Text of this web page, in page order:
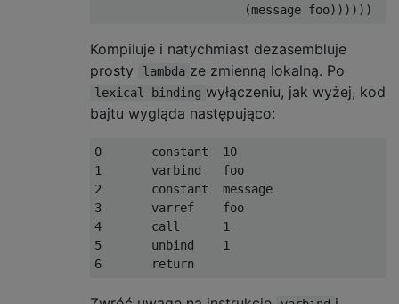
Kompiluje i natychmiast dezasembluje
prosty
lambda ze zmienną lokalną. Po
lexical-binding wyłączeniu, jak wyżej, kod
bajtu wygląda następująco:
0       constant  10
1       varbind   foo
2       constant  message
3       varref    foo
4       call      1
5       unbind    1